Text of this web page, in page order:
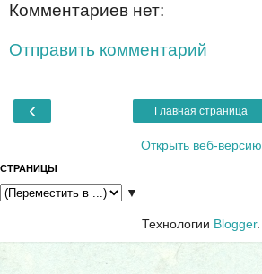
Комментариев нет:
Отправить комментарий
‹ Главная страница
Открыть веб-версию
СТРАНИЦЫ
▼
Технологии Blogger.